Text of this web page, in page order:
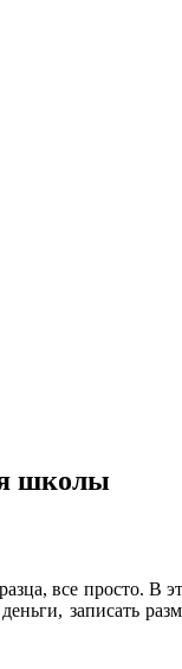
школы
все просто. В
записать